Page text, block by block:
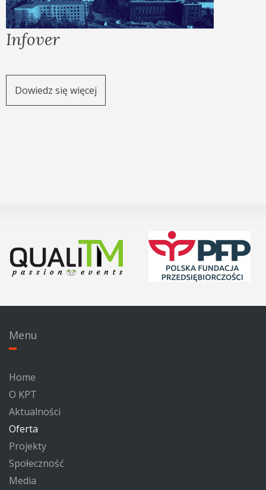
Infover
Dowiedz się więcej
Menu
Home
O KPT
Aktualności
Oferta
Projekty
Społeczność
Media